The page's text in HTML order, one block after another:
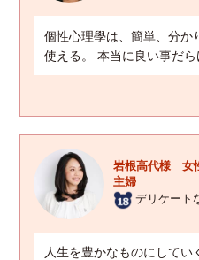
個性心理學は、簡単、分か
使える。 本当に良い事だら
岩根高代様 女
主婦
デリケート
人生を豊かなものにしてい